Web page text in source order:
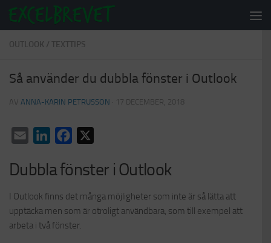
Under innehåll
OUTLOOK / TEXTTIPS
Så använder du dubbla fönster i Outlook
AV ANNA-KARIN PETRUSSON · 17 DECEMBER, 2018
Email LinkedInFacebook
Dubbla fönster i Outlook
I Outlook finns det många möjligheter som inte är så lätta att
upptäcka men som är otroligt användbara, som till exempel att
arbeta i två fönster.